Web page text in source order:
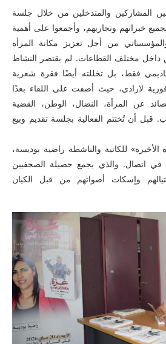
بين المشاركين والمتدخلين من خلال جلسة
خبراتهم وتجاربهم، وأجمعوا على أهمية
من أجل تعزيز مكانة المرأة
داخل مختلف القطاعات. لم يقتصر النشاط
فقط، بل تخللته أيضًا فقرة شعرية
لارادي، حيث أضفت على اللقاء بعدًا
لقصائد عن المرأة، النضال، الوطن، القضية
قبل أن تُختتم الفعالية بجلسة تقديم وبيع
للكاتبة والناشطة راضية بوديسة،
اتصال. والذي يجمع حصيلة الصحفيين
وإسكات أصواتهم من قبل الكيان